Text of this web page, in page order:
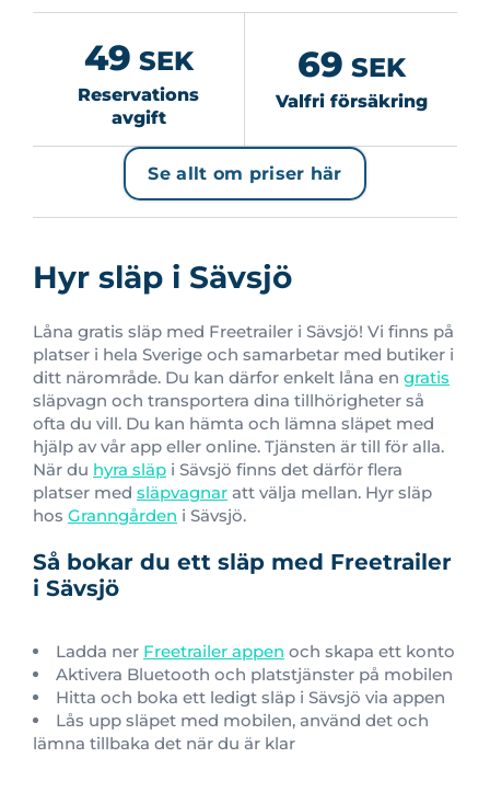
49 SEK
Reservations
avgift
69 SEK
Valfri försäkring
Se allt om priser här
Hyr släp i Sävsjö
Låna gratis släp med Freetrailer i Sävsjö! Vi finns på
platser i hela Sverige och samarbetar med butiker i
ditt närområde. Du kan därfor enkelt låna en gratis
släpvagn och transportera dina tillhörigheter så
ofta du vill. Du kan hämta och lämna släpet med
hjälp av vår app eller online. Tjänsten är till för alla.
När du hyra släp i Sävsjö finns det därför flera
platser med släpvagnar att välja mellan. Hyr släp
hos Granngården i Sävsjö.
Så bokar du ett släp med Freetrailer
i Sävsjö
Ladda ner Freetrailer appen och skapa ett konto
Aktivera Bluetooth och platstjänster på mobilen
Hitta och boka ett ledigt släp i Sävsjö via appen
Lås upp släpet med mobilen, använd det och
lämna tillbaka det när du är klar